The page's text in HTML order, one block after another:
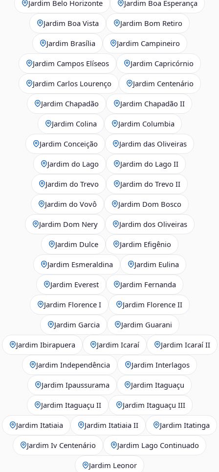
Jardim Belo Horizonte Jardim Boa Esperança
Jardim Boa Vista Jardim Bom Retiro
Jardim Brasília Jardim Campineiro
Jardim Campos Elíseos Jardim Capricórnio
Jardim Carlos Lourenço Jardim Centenário
Jardim Chapadão Jardim Chapadão II
Jardim Colina Jardim Columbia
Jardim Conceição Jardim das Oliveiras
Jardim do Lago Jardim do Lago II
Jardim do Trevo Jardim do Trevo II
Jardim do Vovô Jardim Dom Bosco
Jardim Dom Nery Jardim dos Oliveiras
Jardim Dulce Jardim Efigênio
Jardim Esmeraldina Jardim Eulina
Jardim Everest Jardim Fernanda
Jardim Florence I Jardim Florence II
Jardim Garcia Jardim Guarani
Jardim Ibirapuera Jardim Icaraí Jardim Icaraí II
Jardim Independência Jardim Interlagos
Jardim Ipaussurama Jardim Itaguaçu
Jardim Itaguaçu II Jardim Itaguaçu III
Jardim Itatiaia Jardim Itatiaia II Jardim Itatinga
Jardim Iv Centenário Jardim Lago Continuado
Jardim Leonor